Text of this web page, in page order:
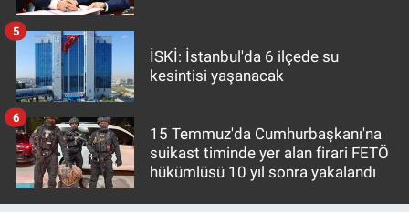
İSKİ: İstanbul'da 6 ilçede su
kesintisi yaşanacak
5
15 Temmuz'da Cumhurbaşkanı'na
suikast timinde yer alan firari FETÖ
hükümlüsü 10 yıl sonra yakalandı
6